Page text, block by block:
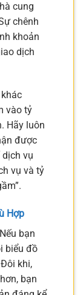
cung
chênh
khoản
dịch
vào tỷ
Hãy luôn
được
vụ
vụ và tỷ
Hợp
bạn
biểu đồ
khi,
bạn